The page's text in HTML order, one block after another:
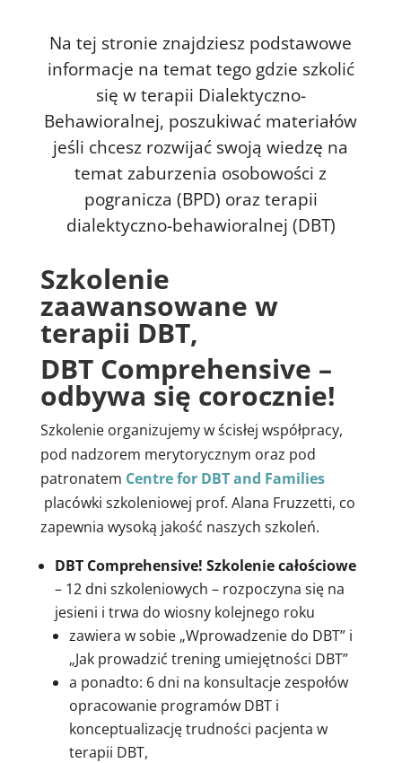
Na tej stronie znajdziesz podstawowe
informacje na temat tego gdzie szkolić
się w terapii Dialektyczno-
Behawioralnej, poszukiwać materiałów
jeśli chcesz rozwijać swoją wiedzę na
temat zaburzenia osobowości z
pogranicza (BPD) oraz terapii
dialektyczno-behawioralnej (DBT)
Szkolenie
zaawansowane w
terapii DBT,
DBT Comprehensive –
odbywa się corocznie!
Szkolenie organizujemy w ścisłej współpracy,
pod nadzorem merytorycznym oraz pod
patronatem Centre for DBT and Families
placówki szkoleniowej prof. Alana Fruzzetti, co
zapewnia wysoką jakość naszych szkoleń.
DBT Comprehensive! Szkolenie całościowe
– 12 dni szkoleniowych – rozpoczyna się na
jesieni i trwa do wiosny kolejnego roku
zawiera w sobie „Wprowadzenie do DBT” i
„Jak prowadzić trening umiejętności DBT”
a ponadto: 6 dni na konsultacje zespołów
opracowanie programów DBT i
konceptualizację trudności pacjenta w
terapii DBT,